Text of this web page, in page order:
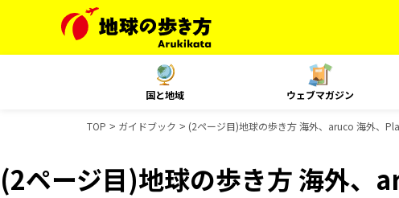
国と地域 ウェブマガジン
TOP ガイドブック (2ページ目)地球の歩き方 海外、aruco 海外、
(2ページ目)地球の歩き方 海外、